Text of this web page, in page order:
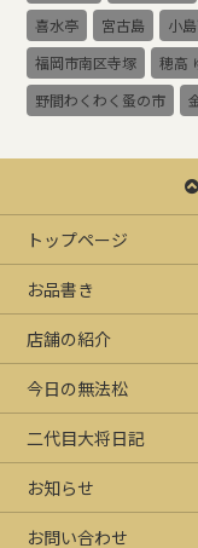
喜水亭
宮古島 小
福岡市南区寺塚
穂高
野間わくわく蚤の市
トップページ
お品書き
店舗の紹介
今日の無法松
二代目大将日記
お知らせ
お問い合わせ